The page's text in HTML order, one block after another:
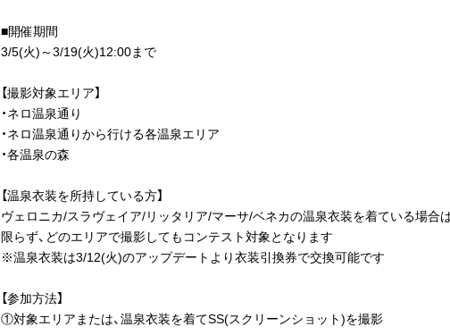
■開催期間
3/5(火)～3/19(火)12:00まで
【撮影対象エリア】
・ネロ温泉通り
・ネロ温泉通りから行ける各温泉エリア
・各温泉の森
【温泉衣装を所持している方】
ヴェロニカ/スラヴェイア/リッタリア/マーサ/ベネカの温泉衣装を着ている場合
限らず、どのエリアで撮影してもコンテスト対象となります
※温泉衣装は3/12(火)のアップデートより衣装引換券で交換可能です
【参加方法】
①対象エリアまたは、温泉衣装を着てSS(スクリーンショット)を撮影